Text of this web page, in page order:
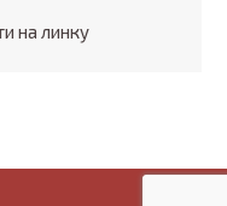
на линку